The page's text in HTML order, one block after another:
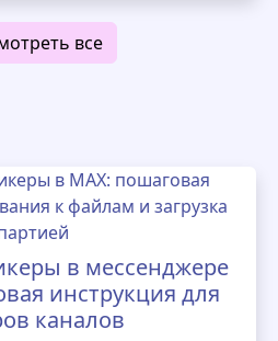
все
в мессенджере
инструкция для
каналов